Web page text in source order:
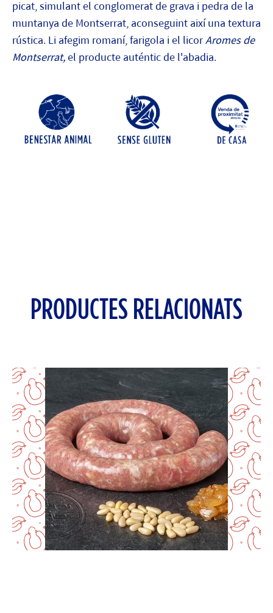
picat, simulant el conglomerat de grava i pedra de la
muntanya de Montserrat, aconseguint així una textura
rústica. Li afegim romaní, farigola i el licorAromes de
Montserrat, el producte auténtic de l'abadia.
PRODUCTES RELACIONATS